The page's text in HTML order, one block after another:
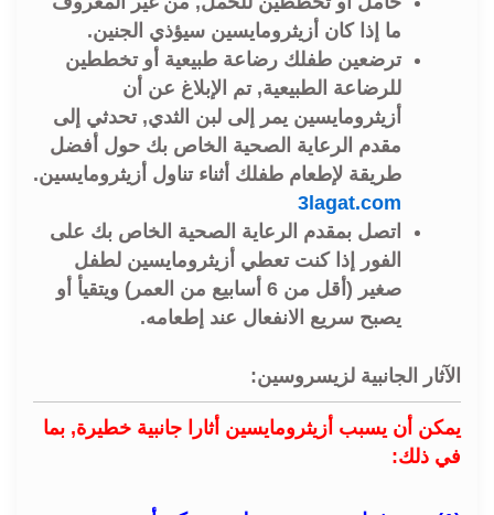
ما إذا كان أزيثرومايسين سيؤذي الجنين.
ترضعين طفلك رضاعة طبيعية أو تخططين
للرضاعة الطبيعية, تم الإبلاغ عن أن
أزيثرومايسين يمر إلى لبن الثدي, تحدثي إلى
مقدم الرعاية الصحية الخاص بك حول أفضل
طريقة لإطعام طفلك أثناء تناول أزيثرومايسين.
3lagat.com
اتصل بمقدم الرعاية الصحية الخاص بك على
الفور إذا كنت تعطي أزيثرومايسين لطفل
صغير (أقل من 6 أسابيع من العمر) ويتقيأ أو
يصبح سريع الانفعال عند إطعامه.
الآثار الجانبية لزيسروسين:
يمكن أن يسبب أزيثرومايسين أثارا جانبية خطيرة, بما
في ذلك: